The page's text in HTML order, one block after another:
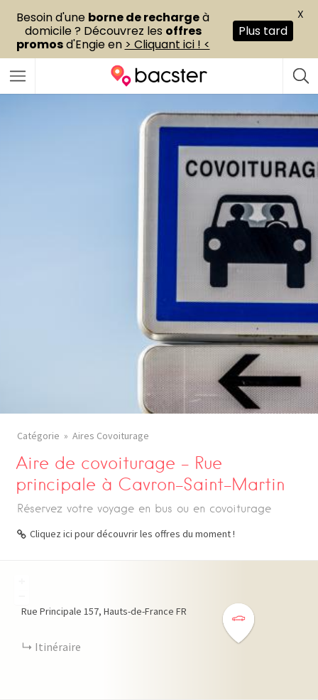
Catégorie Aires Covoiturage
Aire de covoiturage – Rue
principale à Cavron-Saint-Martin
Réservez votre voyage en bus ou en covoiturage
Cliquez ici pour découvrir les offres du moment !
Rue Principale 157 Hauts-de-France FR
Itinéraire
Besoin d'une borne de rechargeà
domicile ? Découvrez les offres
promosd'Engie en > Cliquant ici ! <
Plus tard
X